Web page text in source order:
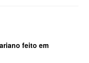
feito em